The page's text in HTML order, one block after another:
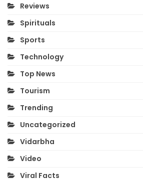
Reviews
Spirituals
Sports
Technology
Top News
Tourism
Trending
Uncategorized
Vidarbha
Video
Viral Facts